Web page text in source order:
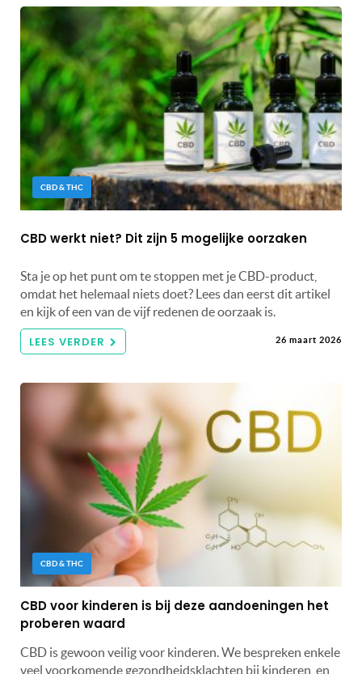
CBD & THC
CBD werkt niet? Dit zijn 5 mogelijke oorzaken
Sta je op het punt om te stoppen met je CBD-product,
omdat het helemaal niets doet? Lees dan eerst dit artikel
en kijk of een van de vijf redenen de oorzaak is.
LEES VERDER 26 maart 2026
CBD & THC
CBD voor kinderen is bij deze aandoeningen het
proberen waard
CBD is gewoon veilig voor kinderen. We bespreken enkele
veel voorkomende gezondheidsklachten bij kinderen, en